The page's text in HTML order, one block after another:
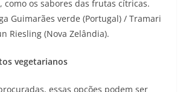
como os sabores das frutas cítricas.
Guimarães verde (Portugal) / Tramari
Riesling (Nova Zelândia).
vegetarianos
essas opções podem ser